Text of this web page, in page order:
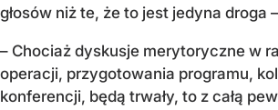
głosów niż te, że to jest jedyna droga
– Chociaż dyskusje merytoryczne w
operacji, przygotowania programu,
konferencji, będą trwały, to z całą